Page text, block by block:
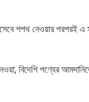
শপথ নেওয়ার পরপরই
বিদেশি পণ্যের